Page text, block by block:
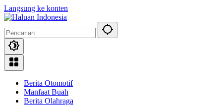
Langsung ke konten
Berita Otomotif
Manfaat Buah
Berita Olahraga